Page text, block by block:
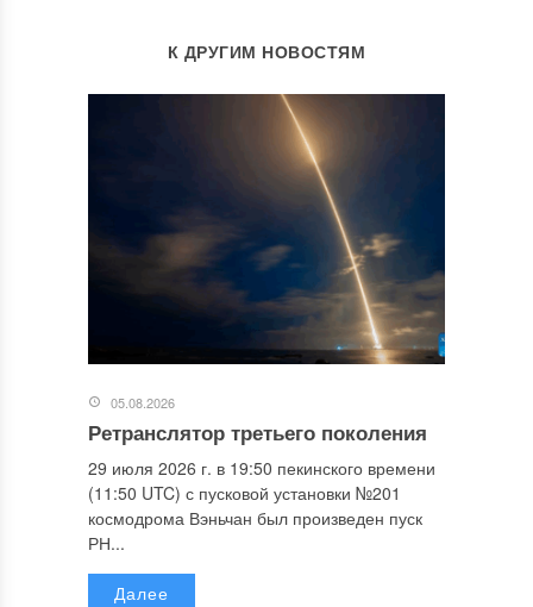
К ДРУГИМ НОВОСТЯМ
05.08.2026
Ретранслятор третьего поколения
29 июля 2026 г. в 19:50 пекинского времени
(11:50 UTC) с пусковой установки №201
космодрома Вэньчан был произведен пуск
РН...
Далее